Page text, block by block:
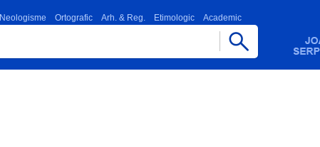
Neologisme Ortografic Arh. & Reg. Etimologic Academic